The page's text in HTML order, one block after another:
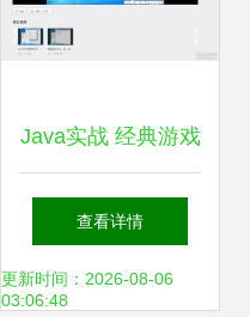
Java实战 经典游戏
贪吃蛇与俄罗斯方
块开发指南
查看详情
更新时间：2026-08-06
03:06:48